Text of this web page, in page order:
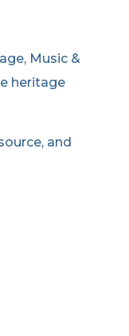
Music &
heritage
and